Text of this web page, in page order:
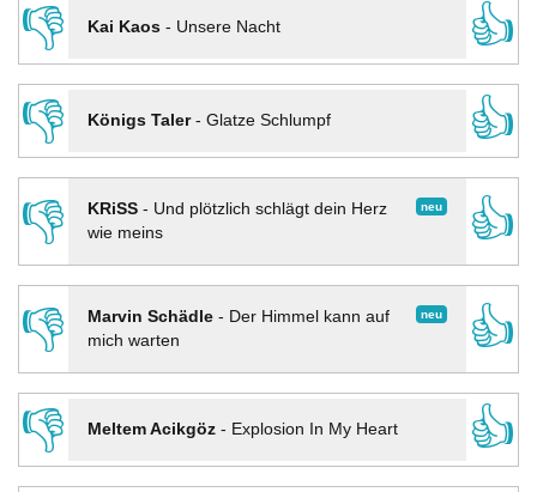
👎
Kai Kaos- Unsere Nacht
👍
👎
Königs Taler- Glatze Schlumpf
👍
👎
neu
KRiSS- Und plötzlich schlägt dein Herz
wie meins
👍
👎 neu
Marvin Schädle- Der Himmel kann auf
mich warten
👍
👎
Meltem Acikgöz- Explosion In My Heart
👍